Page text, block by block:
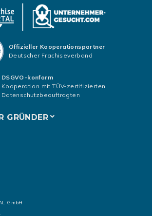
Offizieller Kooperationspartner
Deutscher Frachiseverband
DSGVO-konform
Kooperation mit TÜV-zertifizierten
Datenschutzbeauftragten
GRÜNDER
GmbH